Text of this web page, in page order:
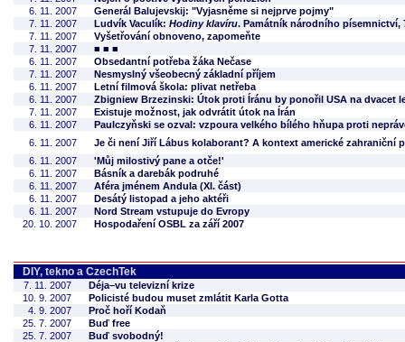
6. 11. 2007
Generál Balujevskij: "Vyjasněme si nejprve pojmy"
7. 11. 2007
Ludvík Vaculík: Hodiny klavíru. Památník národního písemnictví,
7. 11. 2007
Vyšetřování obnoveno, zapomeňte
7. 11. 2007
■ ■ ■
6. 11. 2007
Obsedantní potřeba žáka Nečase
7. 11. 2007
Nesmyslný všeobecný základní příjem
6. 11. 2007
Letní filmová škola: plivat netřeba
6. 11. 2007
Zbigniew Brzezinski: Útok proti Íránu by ponořil USA na dvacet
7. 11. 2007
Existuje možnost, jak odvrátit útok na Írán
6. 11. 2007
Paulczyňski se ozval: vzpoura velkého bílého hňupa proti
6. 11. 2007
Je či není Jiří Lábus kolaborant? A kontext americké zahraniční
6. 11. 2007
'Můj milostivý pane a otče!'
6. 11. 2007
Básník a darebák podruhé
6. 11. 2007
Aféra jménem Andula (XI. část)
6. 11. 2007
Desátý listopad a jeho aktéři
6. 11. 2007
Nord Stream vstupuje do Evropy
20. 10. 2007
Hospodaření OSBL za září 2007
DIY, tekno a CzechTek
7. 11. 2007
Déja–vu televizní krize
10. 9. 2007
Policisté budou muset zmlátit Karla Gotta
4. 9. 2007
Proč hoří Kodaň
25. 7. 2007
Buď free
25. 7. 2007
Buď svobodný!